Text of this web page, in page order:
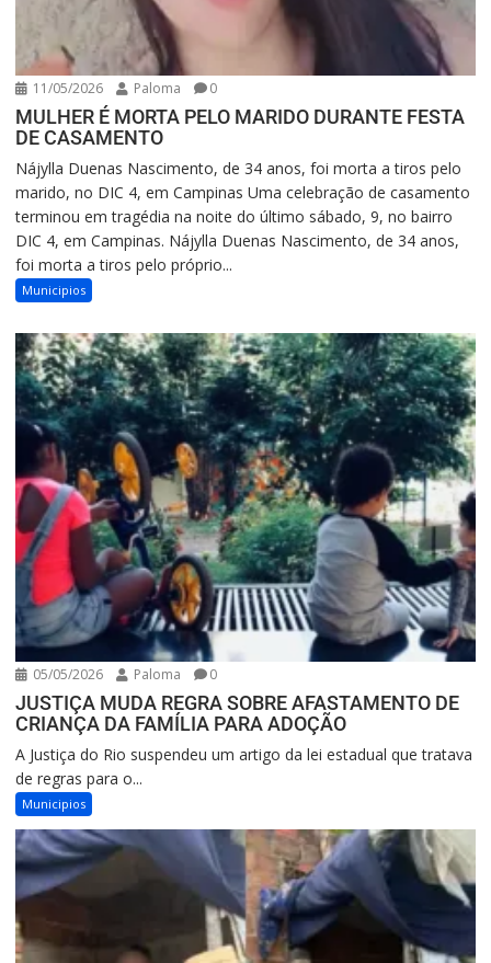
11/05/2026 Paloma 0
MULHER É MORTA PELO MARIDO DURANTE FESTA
DE CASAMENTO
Nájylla Duenas Nascimento, de 34 anos, foi morta a tiros pelo
marido, no DIC 4, em Campinas Uma celebração de casamento
terminou em tragédia na noite do último sábado, 9, no bairro
DIC 4, em Campinas. Nájylla Duenas Nascimento, de 34 anos,
foi morta a tiros pelo próprio...
Municipios
05/05/2026 Paloma 0
JUSTIÇA MUDA REGRA SOBRE AFASTAMENTO DE
CRIANÇA DA FAMÍLIA PARA ADOÇÃO
A Justiça do Rio suspendeu um artigo da lei estadual que tratava
de regras para o...
Municipios